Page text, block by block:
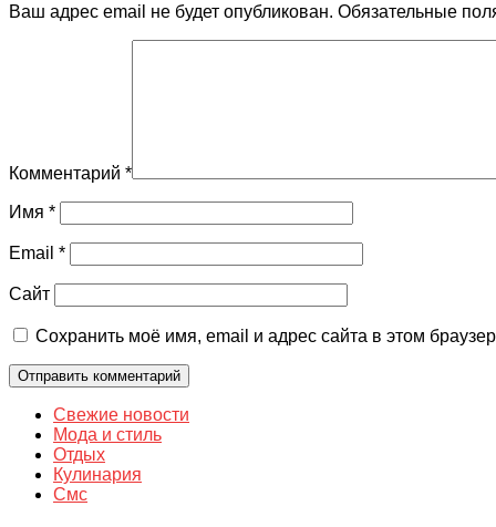
Ваш адрес email не будет опубликован. Обязательные
Комментарий *
Имя *
Email *
Сайт
Сохранить моё имя, email и адрес сайта в этом
Свежие новости
Мода и стиль
Отдых
Кулинария
Смс